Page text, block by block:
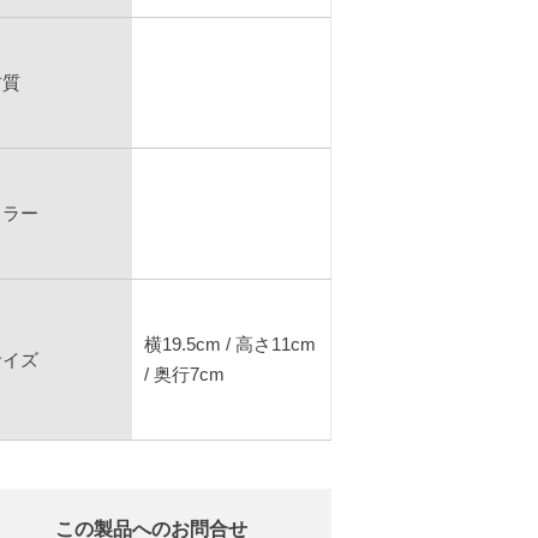
ー
ズ
横19.5cm / 高さ11cm
/ 奥行7cm
この製品へのお問合せ